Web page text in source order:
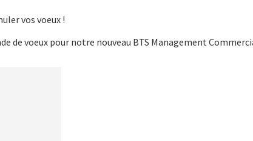
vos voeux !
de voeux pour notre nouveau BTS Management